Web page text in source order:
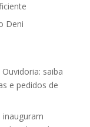
Deni
Ouvidoria: saiba
e pedidos de
inauguram